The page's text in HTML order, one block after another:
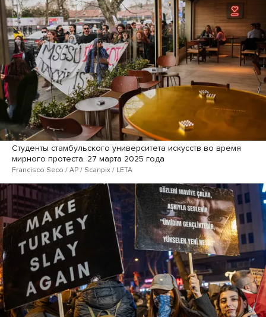
Студенты стамбульского университета искусств во время
мирного протеста. 27 марта 2025 года
Francisco Seco / AP / Scanpix / LETA